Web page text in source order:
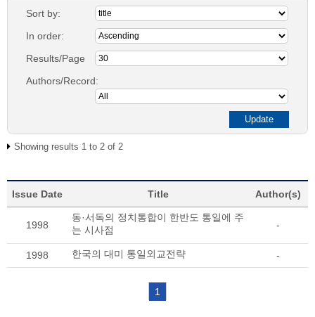
Sort by:
In order:
Results/Page
Authors/Record:
Showing results 1 to 2 of 2
Issue Date Title Author(s)
1998
동·서독의 정치통합이 한반도 통일에 주
는 시사점
-
1998 한국의 대미 통일외교전략 -
1